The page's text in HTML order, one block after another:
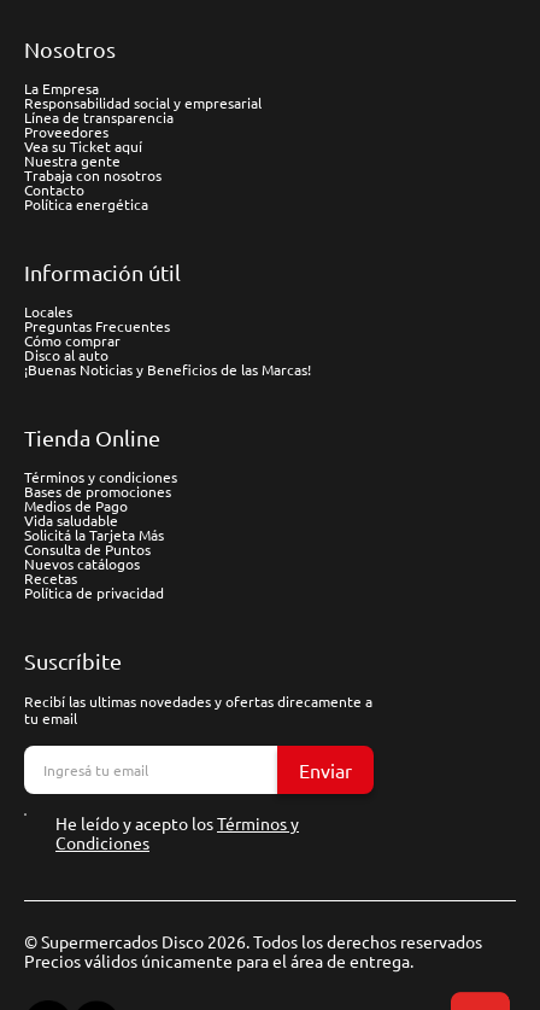
Nosotros
La Empresa
Responsabilidad social y empresarial
Línea de transparencia
Proveedores
Vea su Ticket aquí
Nuestra gente
Trabaja con nosotros
Contacto
Política energética
Información útil
Locales
Preguntas Frecuentes
Cómo comprar
Disco al auto
¡Buenas Noticias y Beneficios de las Marcas!
Tienda Online
Términos y condiciones
Bases de promociones
Medios de Pago
Vida saludable
Solicitá la Tarjeta Más
Consulta de Puntos
Nuevos catálogos
Recetas
Política de privacidad
Suscríbite
Recibí las ultimas novedades y ofertas direcamente a
tu email
Enviar
He leído y acepto losTérminos y
Condiciones
© Supermercados Disco 2026. Todos los derechos reservados
Precios válidos únicamente para el área de entrega.